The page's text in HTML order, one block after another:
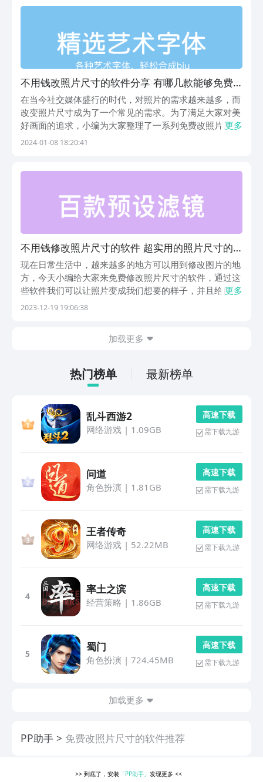
眼...
不用钱改照片尺寸的软件分享 有哪几款能够免费
修改照片尺寸的软件
在当今社交媒体盛行的时代，对照片的需求越来越多，而
改变照片尺寸成为了一个常见的需求。为了满足大家对美
好画面的追求，小编为大家整理了一系列免费改照片尺寸
的软件，让你在不花一分钱的情况下，轻松实现照片尺寸
像...
更多
2024-01-08 18:20:41
不用钱修改照片尺寸的软件 超实用的照片尺寸的
软件下载榜单合集
现在日常生活中，越来越多的地方可以用到修改图片的地
方，今天小编给大家来免费修改照片尺寸的软件，通过这
些软件我们可以让照片变成我们想要的样子，并且给自己
的亲朋好友进行分享，将自己索要表达的意思通过照片分
更多
2023-12-19 19:06:38
加载更多
热门榜单 最新榜单
乱斗西游2
网络游戏| 1.09GB
高 速 下 载
需下载九游
问道
角色扮演 | 1.81GB
高 速 下 载
需下载九游
王者传奇
网络游戏| 52.22MB
高 速 下 载
需下载九游
4
率土之滨
经营策略 | 1.86GB
高 速 下 载
需下载九游
5
蜀门
角色扮演 | 724.45MB
高 速 下 载
需下载九游
加载更多
PP助手 免费改照片尺寸的软件推荐
>> 到底了，安装 「PP助手」发现更多<<